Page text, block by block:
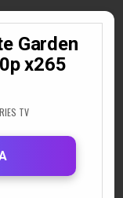
Garden
x265
TV